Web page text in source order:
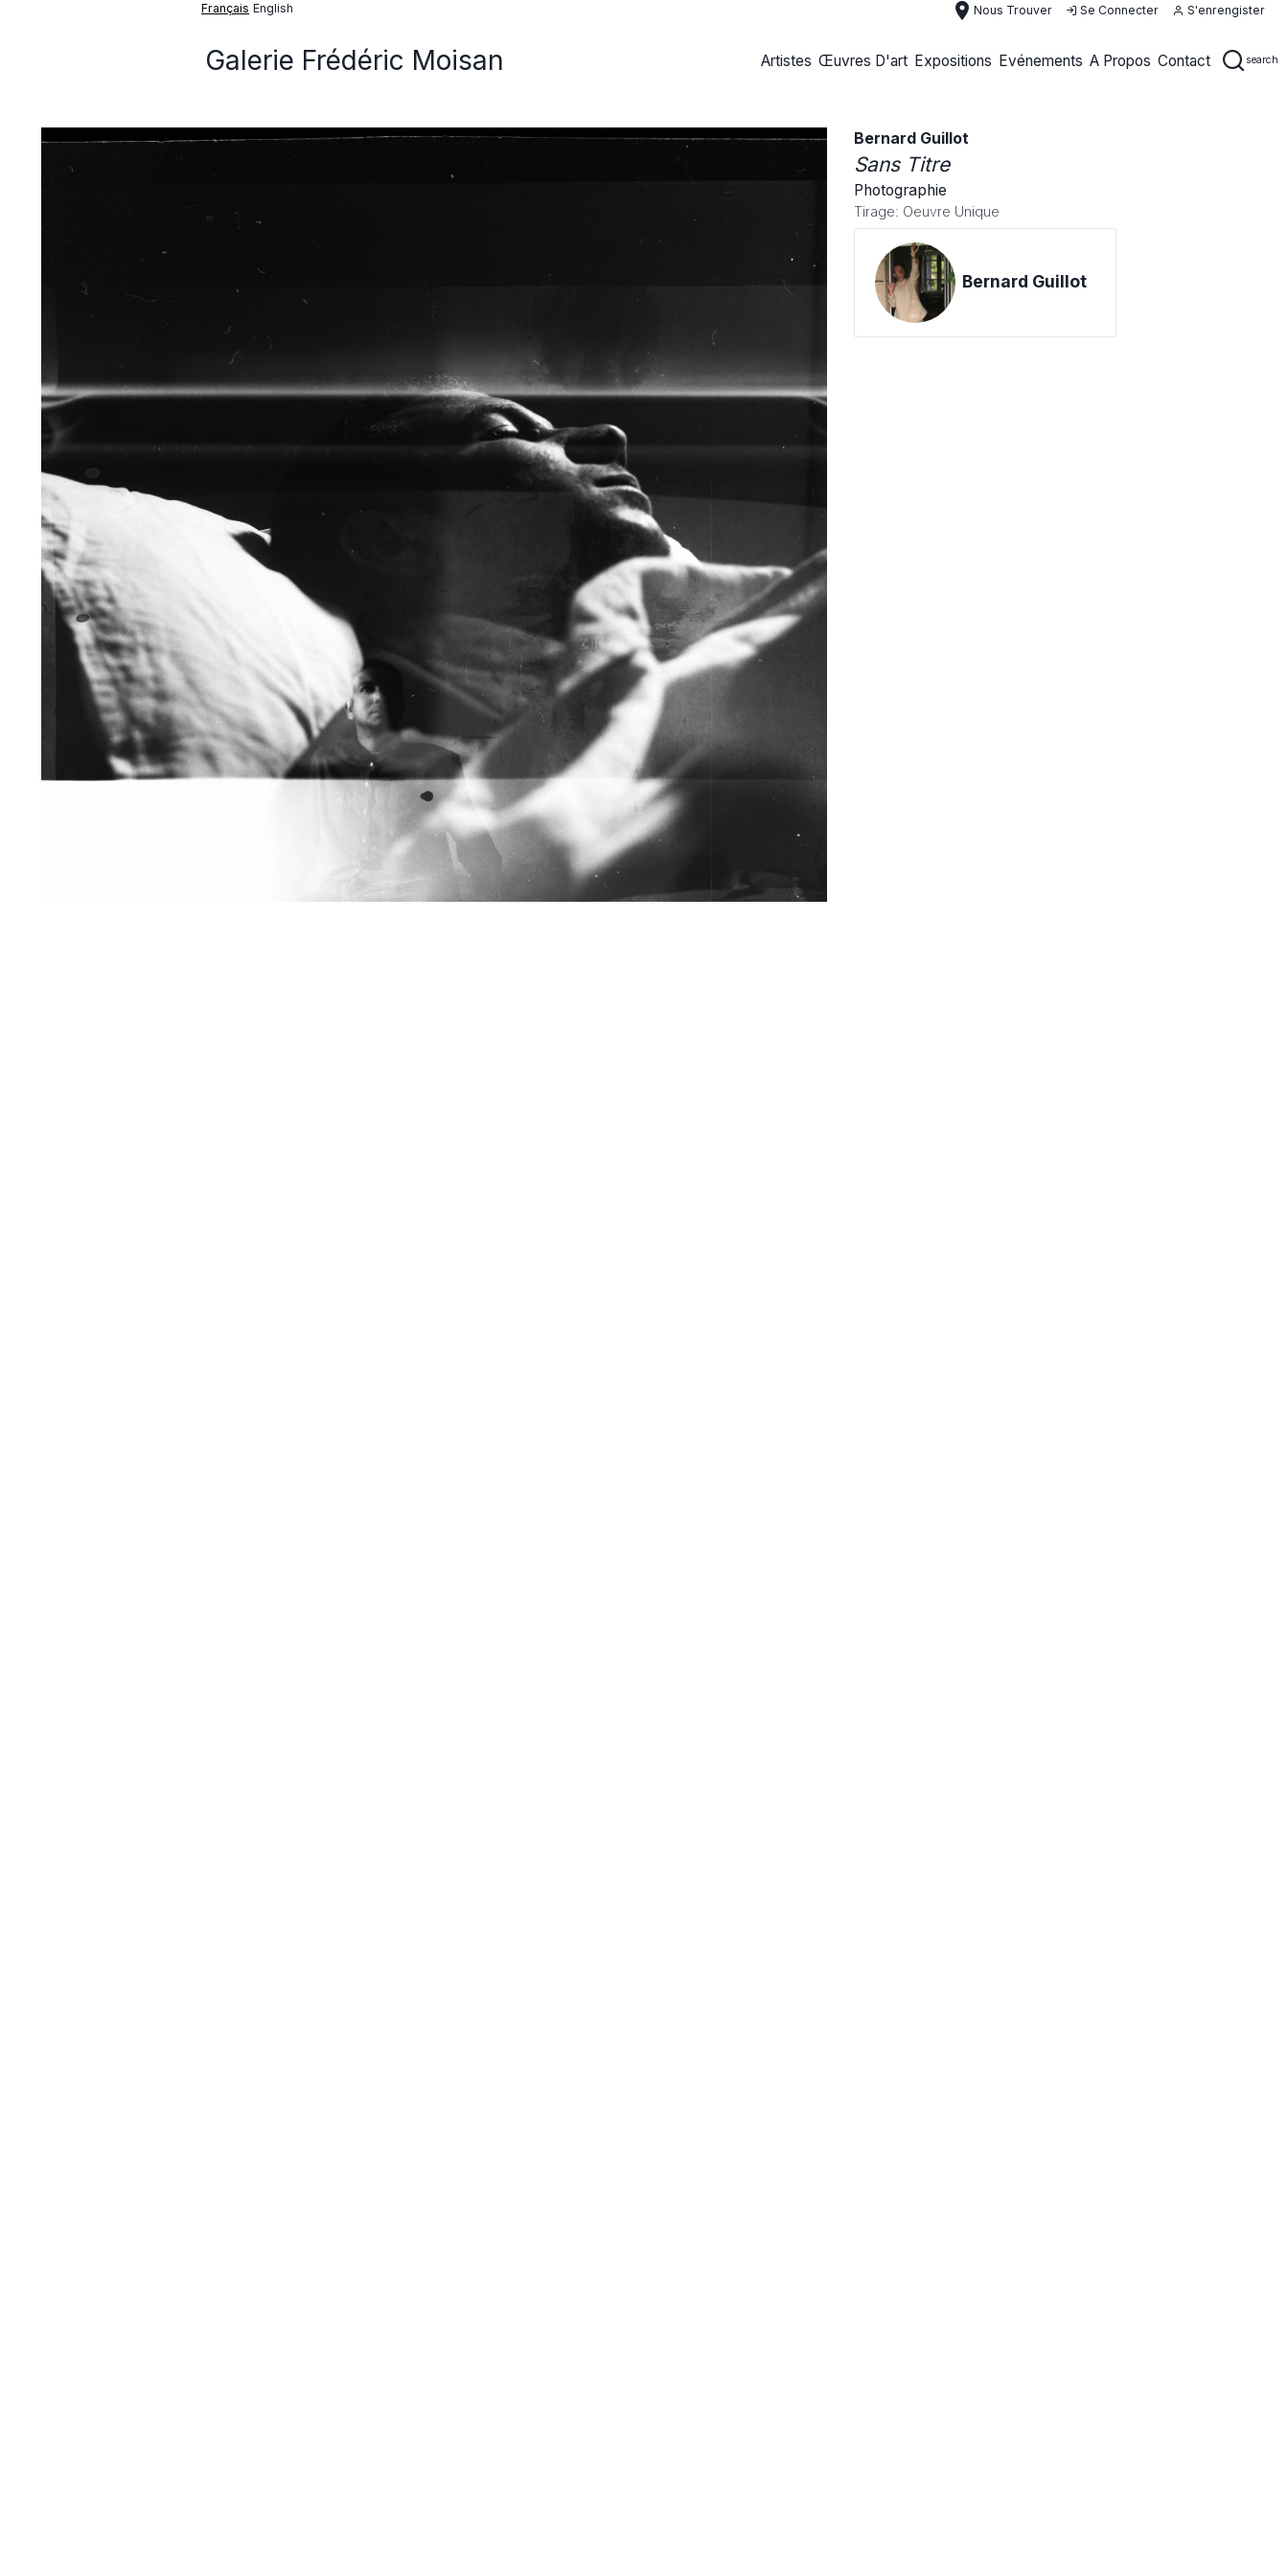
Français English place Nous Trouver Se Connecter S'enrengister
Galerie Frédéric Moisan Artistes Œuvres D'art Expositions Evénements A Propos Contact search
Bernard Guillot
Sans Titre
Photographie
Tirage: Oeuvre Unique
Bernard Guillot